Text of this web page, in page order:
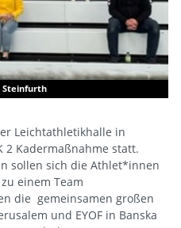
Steinfurth
Leichtathletikhalle in
2 Kadermaßnahme statt.
sollen sich die Athlet*innen
einem Team
die gemeinsamen großen
und EYOF in Banska